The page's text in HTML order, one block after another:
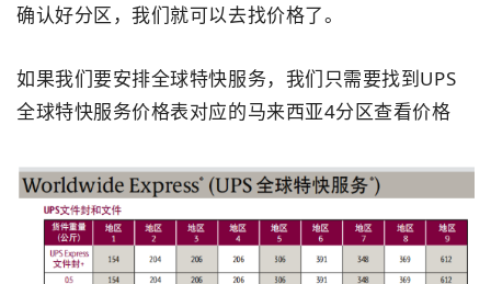
确认好分区，我们就可以去找价格了。
如果我们要安排全球特快服务，我们只需要找到UPS
全球特快服务价格表对应的马来西亚4分区查看价格